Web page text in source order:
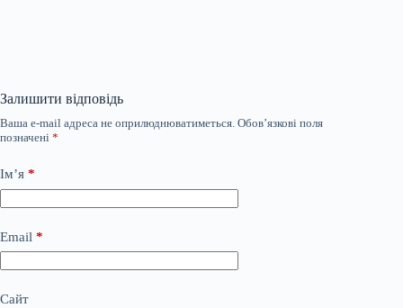
Залишити відповідь
Ваша e-mail адреса не оприлюднюватиметься. Обов’язкові поля
позначені *
Ім’я *
Email *
Сайт